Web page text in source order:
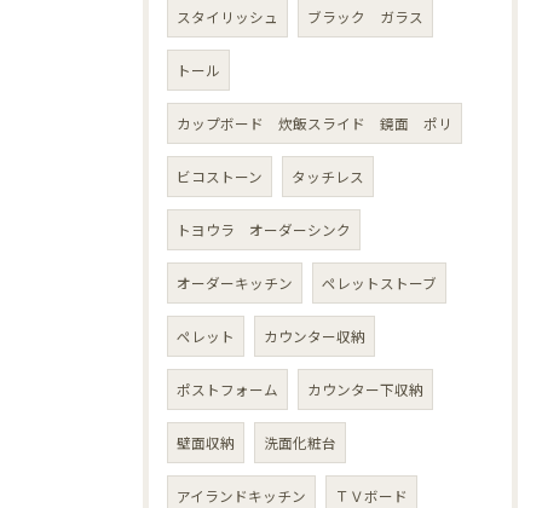
スタイリッシュ ブラック ガラス
トール
カップボード 炊飯スライド 鏡面 ポリ
ビコストーン タッチレス
トヨウラ オーダーシンク
オーダーキッチン ペレットストーブ
ペレット カウンター収納
ポストフォーム カウンター下収納
壁面収納 洗面化粧台
アイランドキッチン ＴＶボード